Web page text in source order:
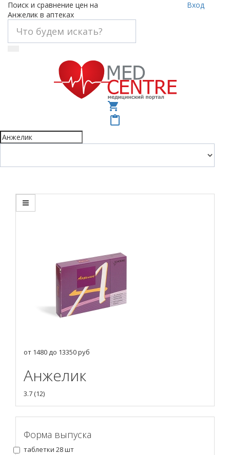
Поиск и сравнение цен на
Анжелик в аптеках
Вход
shopping_cart
content_paste
от 1480до 13350руб
Анжелик
3.7(12)
Форма выпуска
таблетки 28 шт